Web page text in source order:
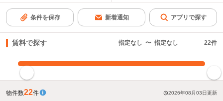
条件を保存 新着通知 アプリで探す
賃料で探す 指定なし 〜 指定なし 22件
物件数22件 2026年08月03日更新